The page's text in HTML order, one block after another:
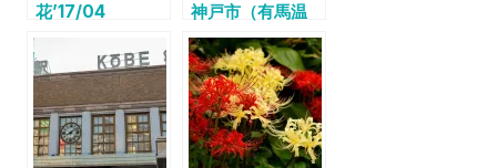
花’17/04
神戸市（有馬温
泉）